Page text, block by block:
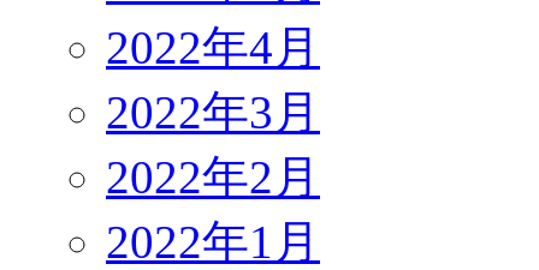
2022年4月
2022年3月
2022年2月
2022年1月